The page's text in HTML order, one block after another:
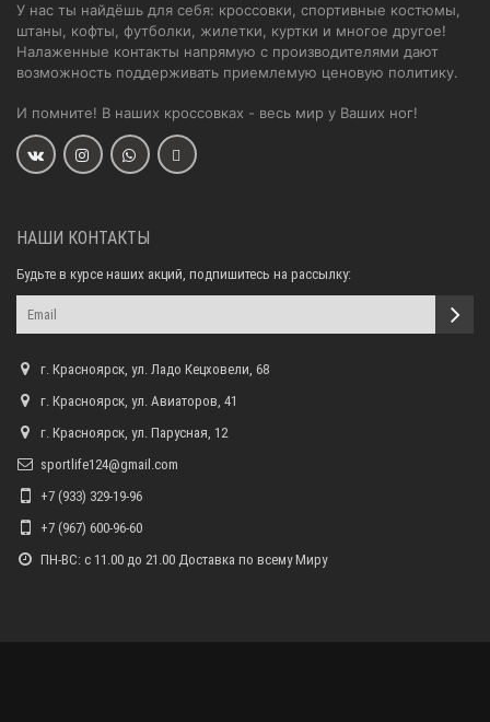
У нас ты найдёшь для себя: кроссовки, спортивные костюмы,
штаны, кофты, футболки, жилетки, куртки и многое другое!
Налаженные контакты напрямую с производителями дают
возможность поддерживать приемлемую ценовую политику.
И помните! В наших кроссовках - весь мир у Ваших ног!
НАШИ КОНТАКТЫ
Будьте в курсе наших акций, подпишитесь на рассылку:
г. Красноярск, ул. Ладо Кецховели, 68
г. Красноярск, ул. Авиаторов, 41
г. Красноярск, ул. Парусная, 12
sportlife124@gmail.com
+7 (933) 329-19-96
+7 (967) 600-96-60
ПН-ВС: с 11.00 до 21.00 Доставка по всему Миру